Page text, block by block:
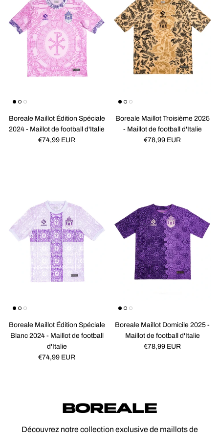
Boreale Maillot Édition Spéciale
2024 - Maillot de football d'Italie
Prix habituel
€74,99 EUR
Boreale Maillot Troisième 2025
- Maillot de football d'Italie
Prix habituel
€78,99 EUR
Boreale Maillot Édition Spéciale
Blanc 2024 - Maillot de football
d'Italie
Prix habituel
€74,99 EUR
Boreale Maillot Domicile 2025 -
Maillot de football d'Italie
Prix habituel
€78,99 EUR
BOREALE
Découvrez notre collection exclusive de maillots de